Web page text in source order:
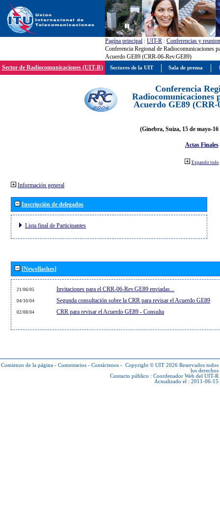
Pagína principal : UIT-R : Conferencias y
Conferencia Regional de Radiocomunicaciones
Acuerdo GE89 (CRR-06-Rev.GE89)
Sector de Radiocomunicaciones (UIT-R)
Conferencia
Radiocomunicaciones
Acuerdo GE89 (CRR-
(Ginebra, Suiza, 15 de mayo-
Actas Finales
Expandir todo
Información general
Inscripción de delegados
Lista final de Participantes
[Newsflashes]
21/06/05 Invitaciones para el CRR-06-Rev.GE89 enviadas...
04/10/04 Segunda consultación sobre la CRR para revisar el Acuerdo GE89
02/08/04 CRR para revisar el Acuerdo GE89 - Consulta
Comienzo de la página - Comentarios - Contáctenos - Copyright © UIT 2026 Reservados todos
los derechos
Contacto público : Coordenador Web del UIT-R
Actualizado el : 2011-06-15
Sectores de la UIT Sala de prensa